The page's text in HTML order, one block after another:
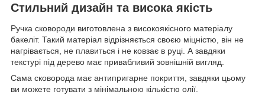
Стильний дизайн та висока якість
Ручка сковороди виготовлена з високоякісного матеріалу
бакеліт. Такий матеріал відрізняється своєю міцністю, він не
нагрівається, не плавиться і не ковзає в руці. А завдяки
текстурі під дерево має привабливий зовнішній вигляд.
Сама сковорода має антипригарне покриття, завдяки цьому
ви можете готувати з мінімальною кількістю олії.